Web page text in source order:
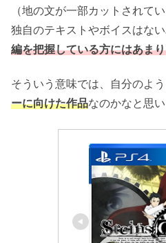
（地の文が一部カットされて
独自のテキストやボイスはない
編を把握している方にはあま
そういう意味では、自分のよ
ーに向けた作品なのかなと思い